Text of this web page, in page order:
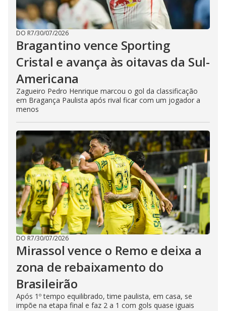
DO R7/30/07/2026
Bragantino vence Sporting
Cristal e avança às oitavas da Sul-
Americana
Zagueiro Pedro Henrique marcou o gol da classificação
em Bragança Paulista após rival ficar com um jogador a
menos
DO R7/30/07/2026
Mirassol vence o Remo e deixa a
zona de rebaixamento do
Brasileirão
Após 1º tempo equilibrado, time paulista, em casa, se
impõe na etapa final e faz 2 a 1 com gols quase iguais